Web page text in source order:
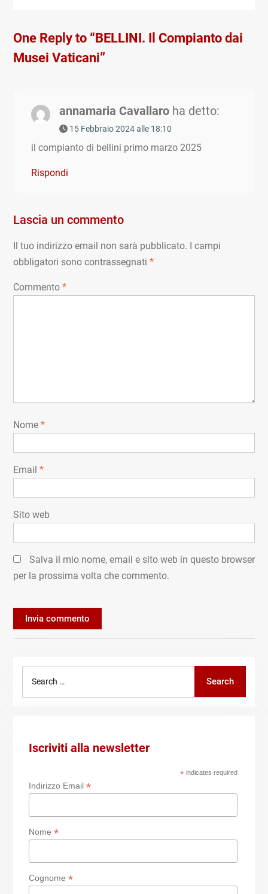
One Reply to “BELLINI. Il Compianto dai
Musei Vaticani”
annamaria Cavallaro ha detto:
15 Febbraio 2024 alle 18:10
il compianto di bellini primo marzo 2025
Rispondi
Lascia un commento
Il tuo indirizzo email non sarà pubblicato.
I campi
obbligatori sono contrassegnati *
Commento *
Nome *
Email *
Sito web
Salva il mio nome, email e sito web in questo browser
per la prossima volta che commento.
Search
Iscriviti alla newsletter
*indicates required
Indirizzo Email *
Nome *
Cognome *